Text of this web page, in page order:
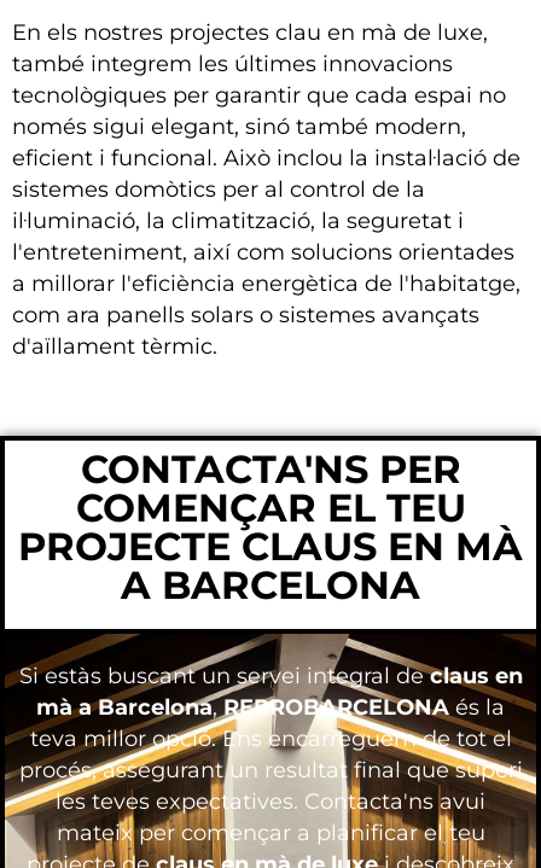
En els nostres projectes clau en mà de luxe,
també integrem les últimes innovacions
tecnològiques per garantir que cada espai no
només sigui elegant, sinó també modern,
eficient i funcional. Això inclou la instal·lació de
sistemes domòtics per al control de la
il·luminació, la climatització, la seguretat i
l'entreteniment, així com solucions orientades
a millorar l'eficiència energètica de l'habitatge,
com ara panells solars o sistemes avançats
d'aïllament tèrmic.
CONTACTA'NS PER
COMENÇAR EL TEU
PROJECTE CLAUS EN MÀ
A BARCELONA
Si estàs buscant un servei integral declaus en
mà a Barcelona, REPROBARCELONA és la
teva millor opció. Ens encarreguem de tot el
procés, assegurant un resultat final que superi
les teves expectatives. Contacta'ns avui
mateix per començar a planificar el teu